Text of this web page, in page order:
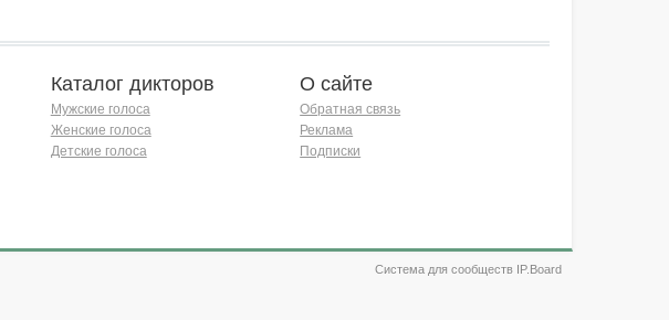
Каталог дикторов
Мужские голоса
Женские голоса
Детские голоса
О сайте
Обратная связь
Реклама
Подписки
Система для сообществ IP.Board